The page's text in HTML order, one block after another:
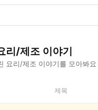
리/제조 이야기
요리/제조 이야기를 모아봐요
제목